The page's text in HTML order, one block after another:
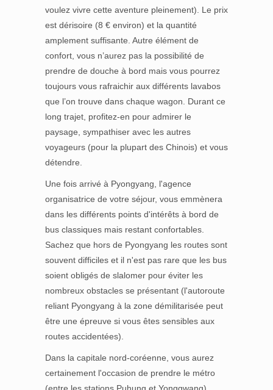
voulez vivre cette aventure pleinement). Le prix
est dérisoire (8 € environ) et la quantité
amplement suffisante. Autre élément de
confort, vous n’aurez pas la possibilité de
prendre de douche à bord mais vous pourrez
toujours vous rafraichir aux différents lavabos
que l’on trouve dans chaque wagon. Durant ce
long trajet, profitez-en pour admirer le
paysage, sympathiser avec les autres
voyageurs (pour la plupart des Chinois) et vous
détendre.
Une fois arrivé à Pyongyang, l'agence
organisatrice de votre séjour, vous emmènera
dans les différents points d'intérêts à bord de
bus classiques mais restant confortables.
Sachez que hors de Pyongyang les routes sont
souvent difficiles et il n'est pas rare que les bus
soient obligés de slalomer pour éviter les
nombreux obstacles se présentant (l'autoroute
reliant Pyongyang à la zone démilitarisée peut
être une épreuve si vous êtes sensibles aux
routes accidentées).
Dans la capitale nord-coréenne, vous aurez
certainement l'occasion de prendre le métro